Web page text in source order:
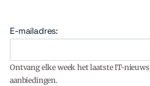
E-mailadres:
Ontvang elke week het laatste IT-
aanbiedingen.